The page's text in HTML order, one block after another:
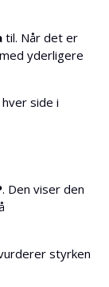
til. Når det er
yderligere
side i
. Den viser den
styrken